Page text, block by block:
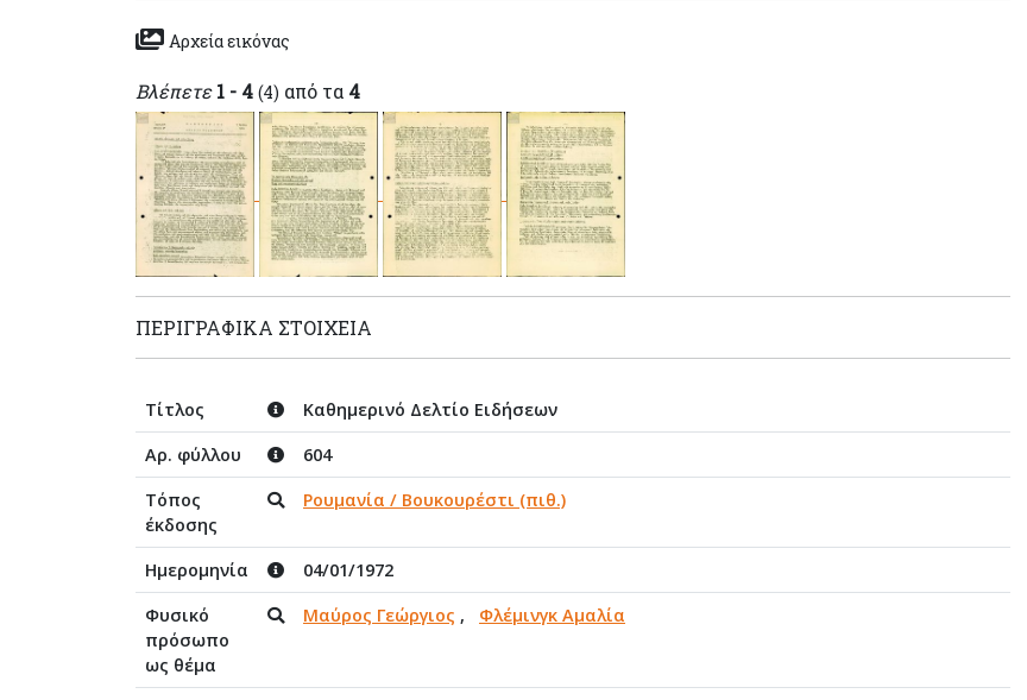
Αρχεία εικόνας
Βλέπετε 1 - 4 (4) από τα 4
ΠΕΡΙΓΡΑΦΙΚΆ ΣΤΟΙΧΕΊΑ
Τίτλος
Καθημερινό Δελτίο Ειδήσεων
Αρ. φύλλου
604
Τόπος
έκδοσης
Ρουμανία / Βουκουρέστι (πιθ.)
Ημερομηνία
04/01/1972
Φυσικό
πρόσωπο
ως θέμα
Μαύρος Γεώργιος , Φλέμινγκ Αμαλία